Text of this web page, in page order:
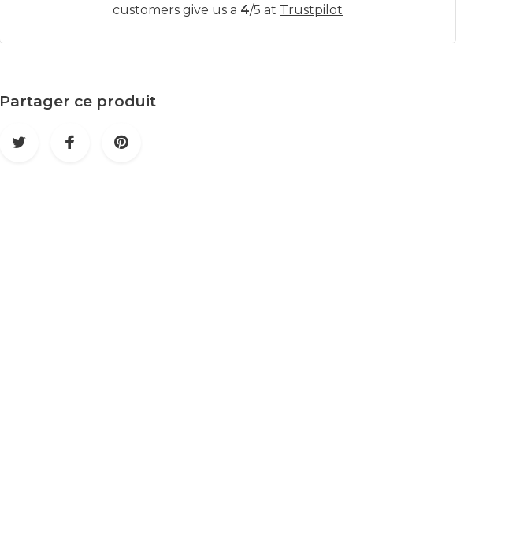
customers give us a 4/5 at Trustpilot
Partager ce produit